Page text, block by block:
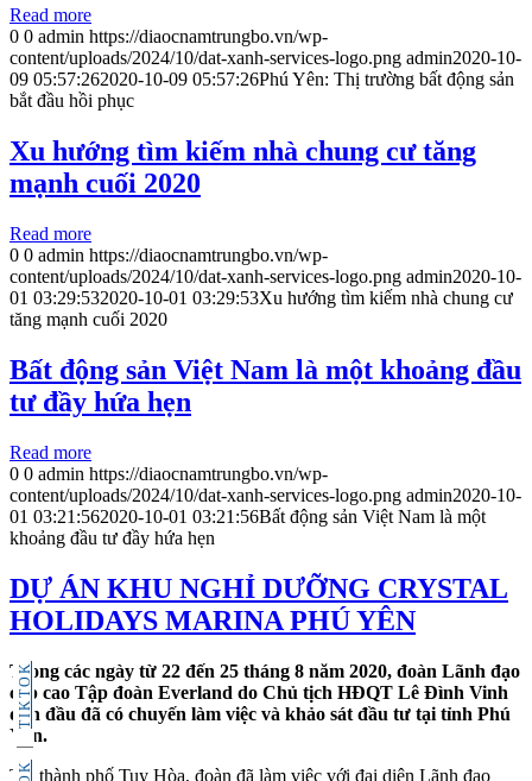
TIKTOK
Read more
0 0 admin https://diaocnamtrungbo.vn/wp-
content/uploads/2024/10/dat-xanh-services-logo.png admin2020-10-
09 05:57:262020-10-09 05:57:26Phú Yên: Thị trường bất động sản
bắt đầu hồi phục
Xu hướng tìm kiếm nhà chung cư tăng
mạnh cuối 2020
Read more
0 0 admin https://diaocnamtrungbo.vn/wp-
content/uploads/2024/10/dat-xanh-services-logo.png admin2020-10-
01 03:29:532020-10-01 03:29:53Xu hướng tìm kiếm nhà chung cư
tăng mạnh cuối 2020
Bất động sản Việt Nam là một khoảng đầu
tư đầy hứa hẹn
Read more
0 0 admin https://diaocnamtrungbo.vn/wp-
content/uploads/2024/10/dat-xanh-services-logo.png admin2020-10-
01 03:21:562020-10-01 03:21:56Bất động sản Việt Nam là một
khoảng đầu tư đầy hứa hẹn
DỰ ÁN KHU NGHỈ DƯỠNG CRYSTAL
HOLIDAYS MARINA PHÚ YÊN
Trong các ngày từ 22 đến 25 tháng 8 năm 2020, đoàn Lãnh đạo
cấp cao Tập đoàn Everland do Chủ tịch HĐQT Lê Đình Vinh
dẫn đầu đã có chuyến làm việc và khảo sát đầu tư tại tỉnh Phú
Yên.
Tại thành phố Tuy Hòa, đoàn đã làm việc với đại diện Lãnh đạo